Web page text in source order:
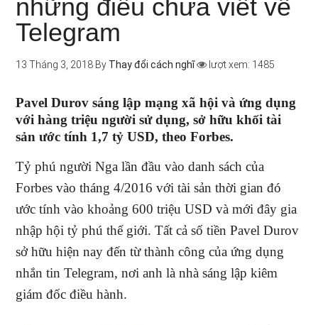
những điều chưa viết về
Telegram
13 Tháng 3, 2018 By Thay đổi cách nghĩ lượt xem: 1485
Pavel Durov sáng lập mạng xã hội và ứng dụng
với hàng triệu người sử dụng, sở hữu khối tài
sản ước tính 1,7 tỷ USD, theo Forbes.
Tỷ phú người Nga lần đầu vào danh sách của
Forbes vào tháng 4/2016 với tài sản thời gian đó
ước tính vào khoảng 600 triệu USD và mới đây gia
nhập hội tỷ phú thế giới. Tất cả số tiền Pavel Durov
sở hữu hiện nay đến từ thành công của ứng dụng
nhắn tin Telegram, nơi anh là nhà sáng lập kiêm
giám đốc điều hành.